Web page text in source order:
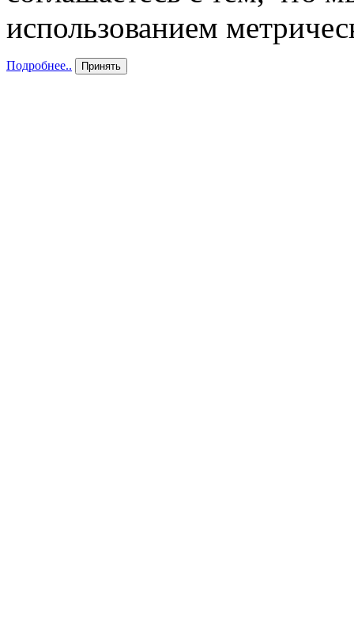
использованием
Подробнее.. Принять